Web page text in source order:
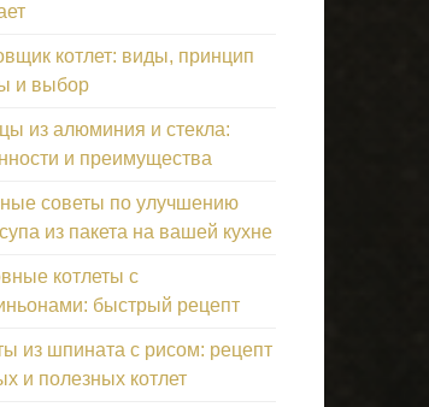
котлет: виды, принцип
и выбор
из алюминия и стекла:
и преимущества
советы по улучшению
из пакета на вашей кухне
котлеты с
быстрый рецепт
из шпината с рисом: рецепт
и полезных котлет